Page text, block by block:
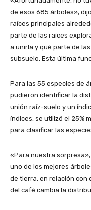
de esos 685 árboles»,
raíces principales
parte de las raíces
a unirla y qué parte de
subsuelo. Esta última
Para las 55 especies de
pudieron identificar la
unión raíz-suelo y un
índices, se utilizó el 25%
para clasificar las
«Para nuestra
uno de los mejores
de tierra, en relación con
del café cambia la